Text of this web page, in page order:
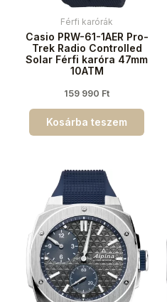
Férfi karórák
Casio PRW-61-1AER Pro-
Trek Radio Controlled
Solar Férfi karóra 47mm
10ATM
159 990 Ft
Kosárba teszem